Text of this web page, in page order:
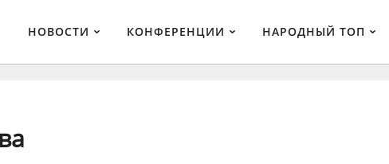
НОВОСТИ КОНФЕРЕНЦИИ НАРОДНЫЙ ТОП